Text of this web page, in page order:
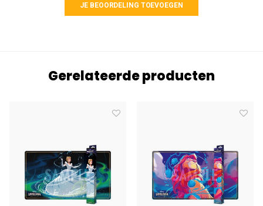
JE BEOORDELING TOEVOEGEN
Gerelateerde producten